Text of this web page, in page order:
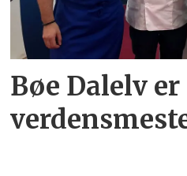
Bøe Dalelv er